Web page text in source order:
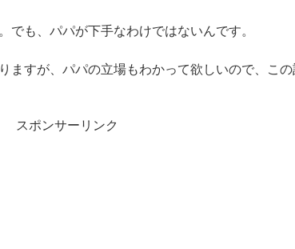
でも、パパが下手なわけではないんです。
ますが、パパの立場もわかって欲しいので、この
スポンサーリンク